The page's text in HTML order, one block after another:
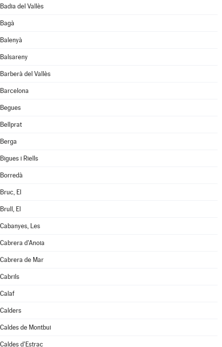
Badia del Vallès
Bagà
Balenyà
Balsareny
Barberà del Vallès
Barcelona
Begues
Bellprat
Berga
Bigues i Riells
Borredà
Bruc, El
Brull, El
Cabanyes, Les
Cabrera d'Anoia
Cabrera de Mar
Cabrils
Calaf
Calders
Caldes de Montbui
Caldes d'Estrac